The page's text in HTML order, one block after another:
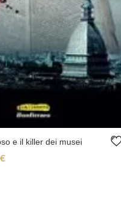
e il killer dei musei
originale era: 15,90€.
€